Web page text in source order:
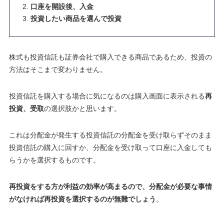
口座を開設後、入金
投資したい商品を選んで投資
株式も投資信託も証券会社で購入できる商品であるため、投資の
方法はそこまで変わりません。
投資信託を購入する場合に気になるのは購入画面に表示される再
投資、受取の選択肢かと思います。
これは分配金が発生する投資信託の分配金を受け取らずそのまま
投資信託の購入に回すか、分配金を受け取って口座に入金しても
らうかを選択するものです。
再投資をする方が利益の効率が高まるので、分配金が必要な事情
がなければ再投資を選択するのが無難でしょう 。